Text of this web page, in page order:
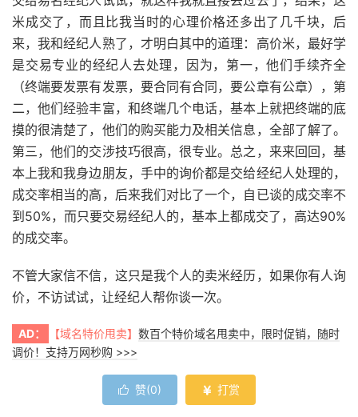
米成交了，而且比我当时的心理价格还多出了几千块，后
来，我和经纪人熟了，才明白其中的道理：高价米，最好学
是交易专业的经纪人去处理，因为，第一，他们手续齐全
（终端要发票有发票，要合同有合同，要公章有公章），第
二，他们经验丰富，和终端几个电话，基本上就把终端的底
摸的很清楚了，他们的购买能力及相关信息，全部了解了。
第三，他们的交涉技巧很高，很专业。总之，来来回回，基
本上我和我身边朋友，手中的询价都是交给经纪人处理的，
成交率相当的高，后来我们对比了一个，自已谈的成交率不
到50%，而只要交易经纪人的，基本上都成交了，高达90%
的成交率。
不管大家信不信，这只是我个人的卖米经历，如果你有人询
价，不访试试，让经纪人帮你谈一次。
AD： 【域名特价甩卖】 数百个特价域名甩卖中，限时促销，随时
调价！支持万网秒购 >>>
 赞(0)  打赏